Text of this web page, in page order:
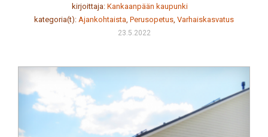
kirjoittaja: Kankaanpään kaupunki
kategoria(t): Ajankohtaista, Perusopetus, Varhaiskasvatus
23.5.2022